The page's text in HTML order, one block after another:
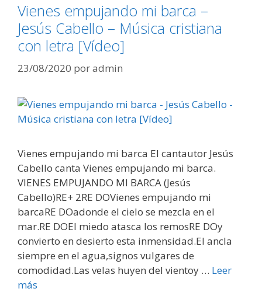
Vienes empujando mi barca –
Jesús Cabello – Música cristiana
con letra [Vídeo]
23/08/2020 poradmin
Vienes empujando mi barca El cantautor Jesús
Cabello canta Vienes empujando mi barca.
VIENES EMPUJANDO MI BARCA (Jesús
Cabello)RE+ 2RE DOVienes empujando mi
barcaRE DOadonde el cielo se mezcla en el
mar.RE DOEl miedo atasca los remosRE DOy
convierto en desierto esta inmensidad.El ancla
siempre en el agua,signos vulgares de
comodidad.Las velas huyen del vientoy … Leer
más